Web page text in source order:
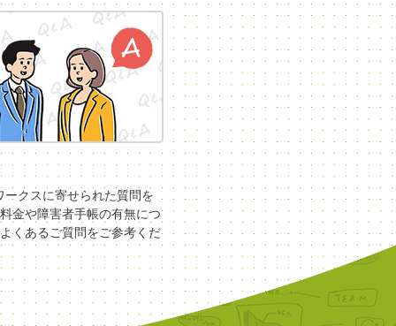
ークスに寄せられた質問を
金や障害者手帳の有無につ
くあるご質問をご参考くだ